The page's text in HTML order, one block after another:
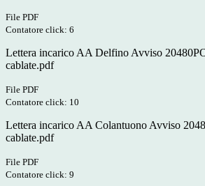
File PDF
Contatore click: 6
Lettera incarico AA Delfino Avviso
cablate.pdf
File PDF
Contatore click: 10
Lettera incarico AA Colantuono Avviso
cablate.pdf
File PDF
Contatore click: 9